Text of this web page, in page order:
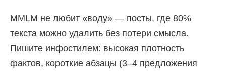
MMLM не любит «воду» — посты, где 80%
текста можно удалить без потери смысла.
Пишите инфостилем: высокая плотность
фактов, короткие абзацы (3–4 предложения